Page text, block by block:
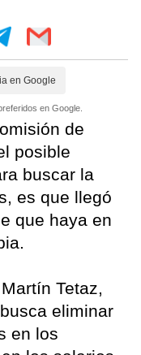
en Google
en Google.
de
posible
buscar la
es que llegó
que haya en
Tetaz,
eliminar
en los